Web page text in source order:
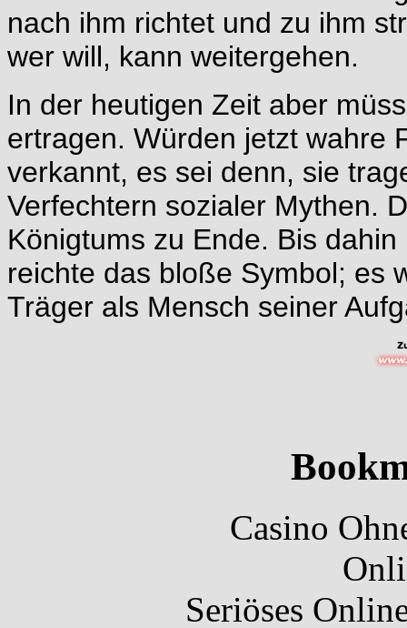
nach ihm richtet und zu ihm
wer will, kann weitergehen.
In der heutigen Zeit aber
ertragen. Würden jetzt wahre
verkannt, es sei denn, sie
Verfechtern sozialer Mythen.
Königtums zu Ende. Bis
reichte das bloße Symbol; es
Träger als Mensch seiner
Casino
Seriöses